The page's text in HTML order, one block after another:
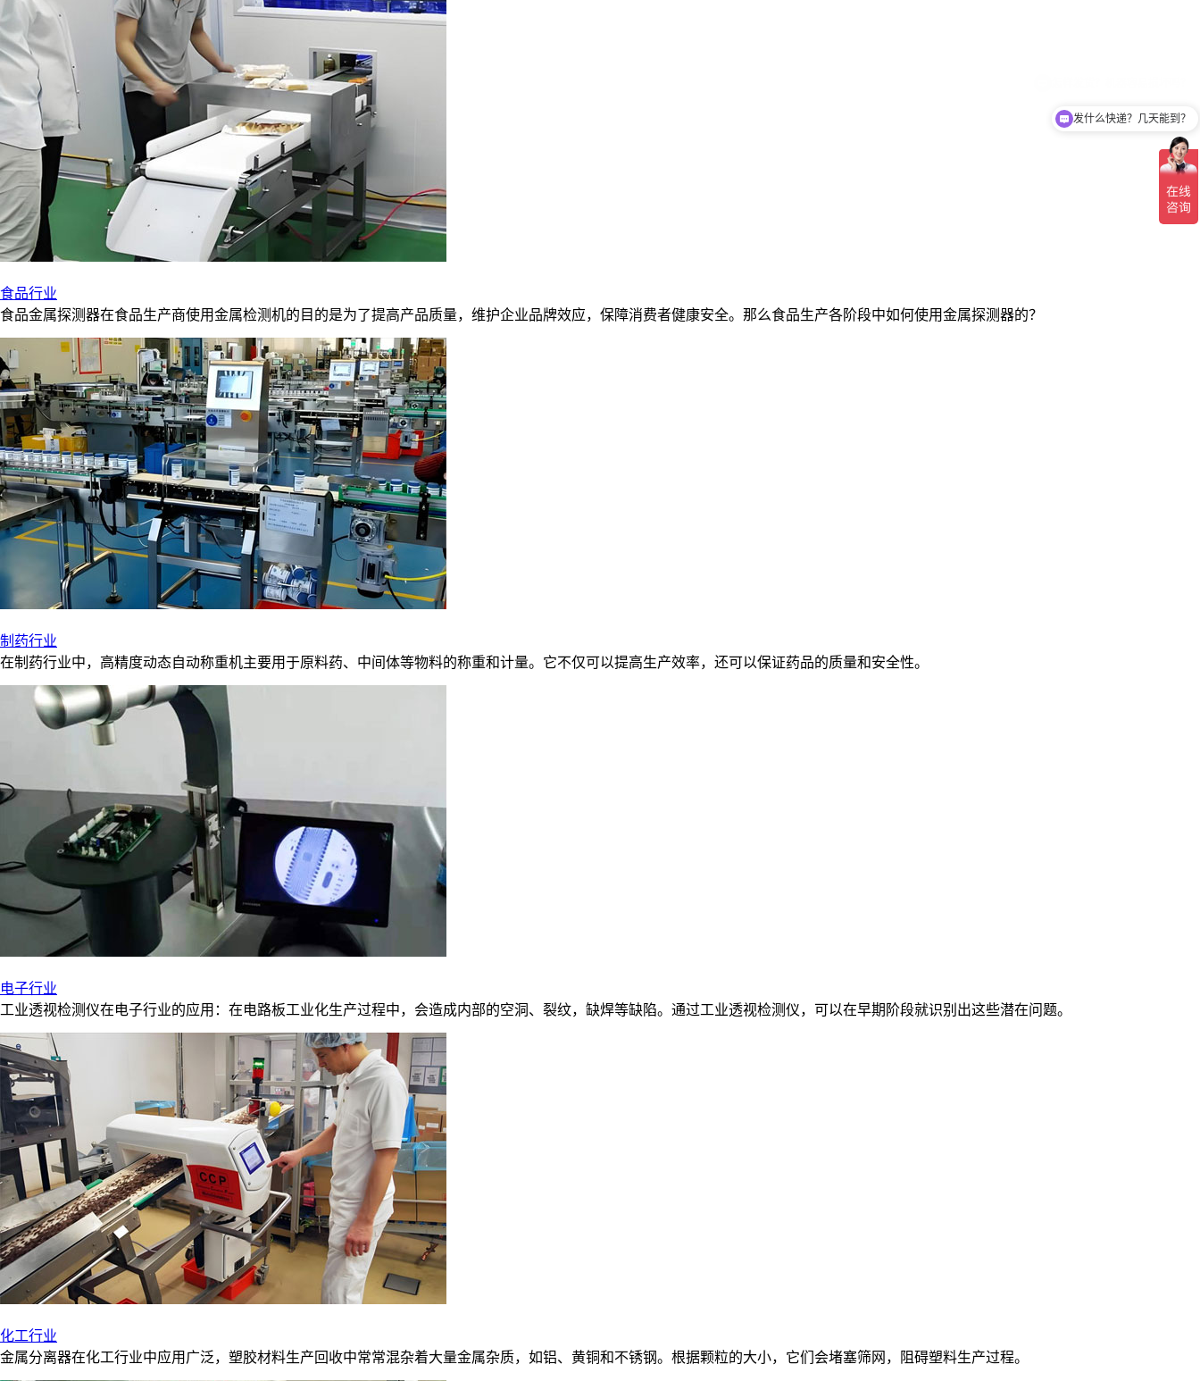
食品行业
食品金属探测器在食品生产商使用金属检测机的目的是为了提高产品质量，维护企业品牌效应，保障消费者健康安全。那么食品生产各阶段中如何使用金属探测器的？
制药行业
在制药行业中，高精度动态自动称重机主要用于原料药、中间体等物料的称重和计量。它不仅可以提高生产效率，还可以保证药品的质量和安全性。
电子行业
工业透视检测仪在电子行业的应用：在电路板工业化生产过程中，会造成内部的空洞、裂纹，缺焊等缺陷。通过工业透视检测仪，可以在早期阶段就识别出这些潜在问题。
化工行业
金属分离器在化工行业中应用广泛，塑胶材料生产回收中常常混杂着大量金属杂质，如铝、黄铜和不锈钢。根据颗粒的大小，它们会堵塞筛网，阻碍塑料生产过程。
发什么快递？几天能到？